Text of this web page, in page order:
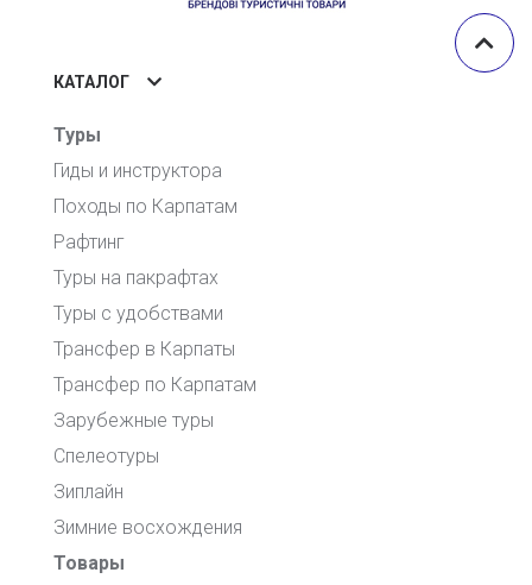
КАТАЛОГ
Туры
Гиды и инструктора
Походы по Карпатам
Рафтинг
Туры на пакрафтах
Туры с удобствами
Трансфер в Карпаты
Трансфер по Карпатам
Зарубежные туры
Спелеотуры
Зиплайн
Зимние восхождения
Товары